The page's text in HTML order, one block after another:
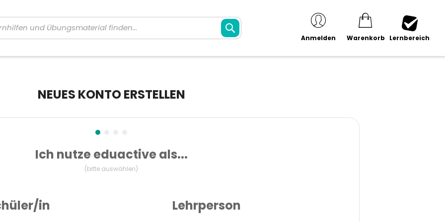
SUCHE
Anmelden Warenkorb Lernbereich
NEUES KONTO ERSTELLEN
Ich nutze eduactive als...
in Lehrperson